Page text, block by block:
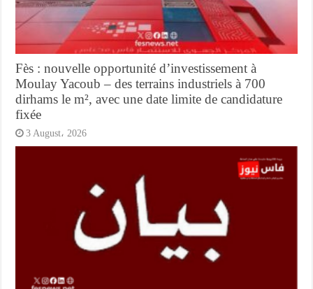
Fès : nouvelle opportunité d’investissement à
Moulay Yacoub – des terrains industriels à 700
dirhams le m², avec une date limite de candidature
fixée
3 August، 2026